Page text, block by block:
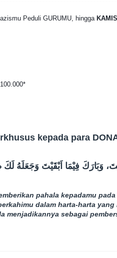
Peduli GURUMU, hingga
kepada para
وَبَارَكَ فِيْمَا اَبْقَيْتَ وَجَعَلَهُ لَكَ
pahala kepadamu
dalam harta-harta
menjadikannya sebagai